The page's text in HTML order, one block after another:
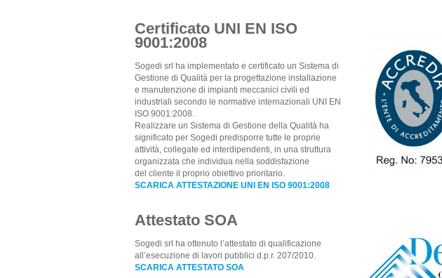
Certificato UNI EN ISO
9001:2008
Sogedi srl ha implementato e certificato un Sistema di
Gestione di Qualità per la progettazione installazione
e manutenzione di impianti meccanici civili ed
industriali secondo le normative internazionali UNI EN
ISO 9001:2008.
Realizzare un Sistema di Gestione della Qualità ha
significato per Sogedi predisporre tutte le proprie
attività, collegate ed interdipendenti, in una struttura
organizzata che individua nella soddisfazione
del cliente il proprio obiettivo prioritario.
SCARICA ATTESTAZIONE UNI EN ISO 9001:2008
Attestato SOA
Sogedi srl ha ottenuto l’attestato di qualificazione
all’esecuzione di lavori pubblici d.p.r. 207/2010.
SCARICA ATTESTATO SOA